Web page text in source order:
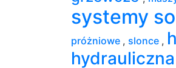
systemy
próżniowe , slonce ,
hydrauliczna